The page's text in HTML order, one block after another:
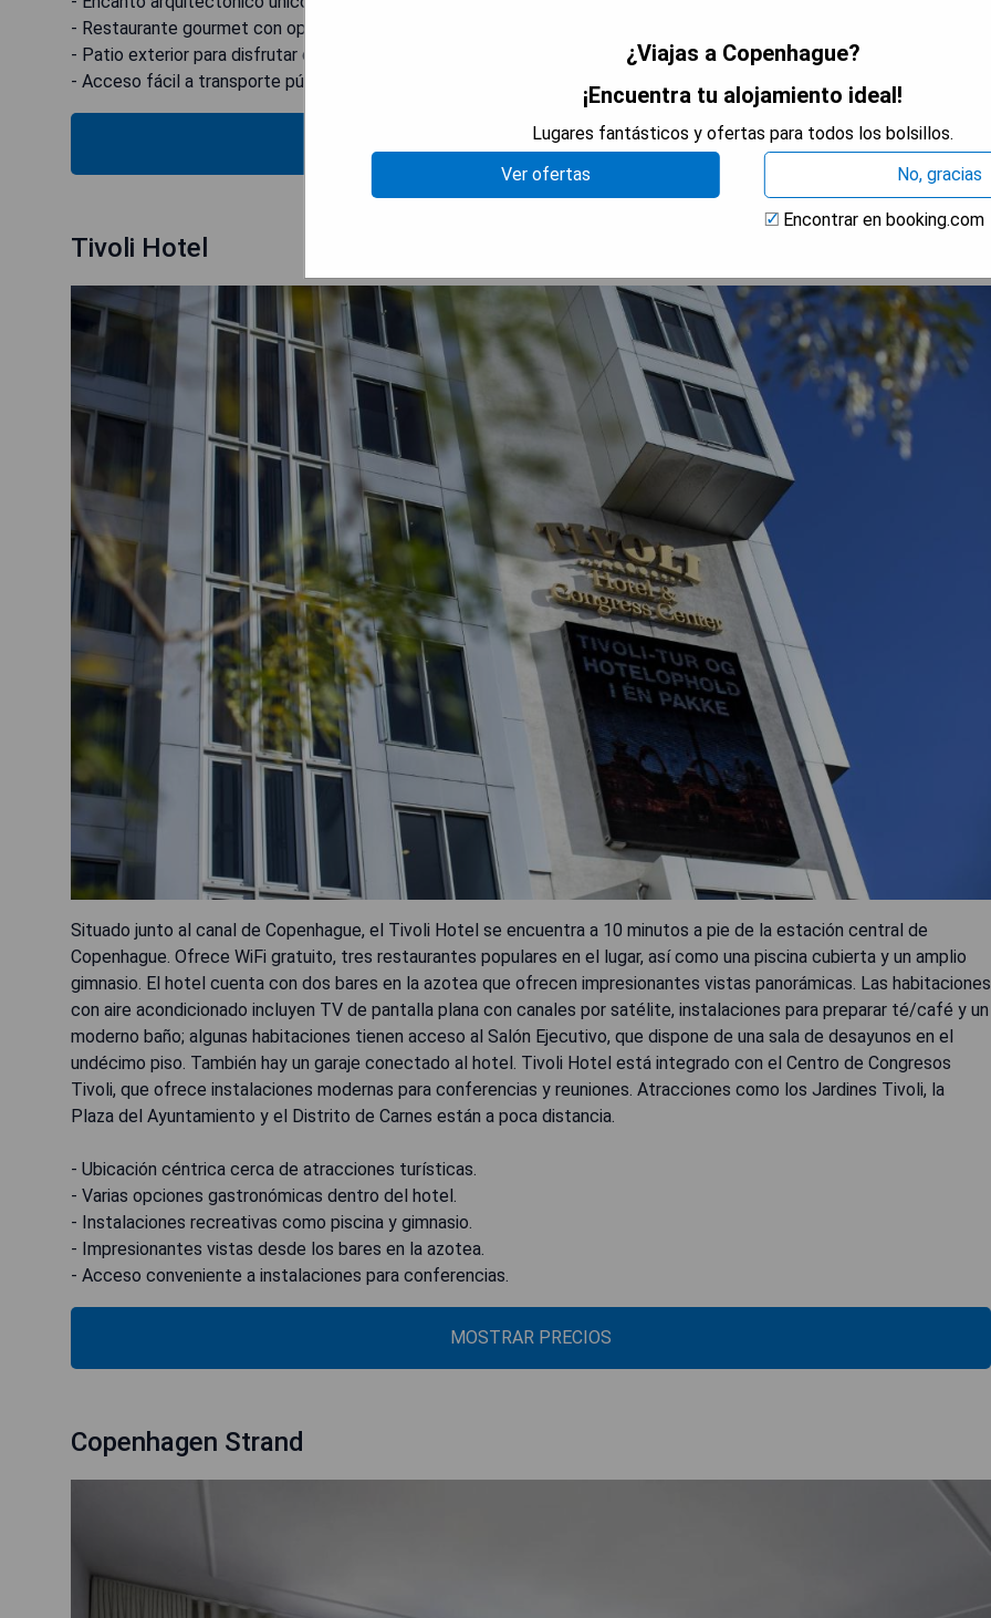
- Restaurante gourmet con opciones culinarias innovadoras.
- Patio exterior para disfrutar durante el verano.
- Acceso fácil a transporte público cercano.
MOSTRAR PRECIOS
Tivoli Hotel
Situado junto al canal de Copenhague, el Tivoli Hotel se encuentra a 10 minutos a pie de la estación central de
Copenhague. Ofrece WiFi gratuito, tres restaurantes populares en el lugar, así como una piscina cubierta y un amplio
gimnasio. El hotel cuenta con dos bares en la azotea que ofrecen impresionantes vistas panorámicas. Las habitaciones
con aire acondicionado incluyen TV de pantalla plana con canales por satélite, instalaciones para preparar té/café y un
moderno baño; algunas habitaciones tienen acceso al Salón Ejecutivo, que dispone de una sala de desayunos en el
undécimo piso. También hay un garaje conectado al hotel. Tivoli Hotel está integrado con el Centro de Congresos
Tivoli, que ofrece instalaciones modernas para conferencias y reuniones. Atracciones como los Jardines Tivoli, la
Plaza del Ayuntamiento y el Distrito de Carnes están a poca distancia.
- Ubicación céntrica cerca de atracciones turísticas.
- Varias opciones gastronómicas dentro del hotel.
- Instalaciones recreativas como piscina y gimnasio.
- Impresionantes vistas desde los bares en la azotea.
- Acceso conveniente a instalaciones para conferencias.
MOSTRAR PRECIOS
Copenhagen Strand
¿Viajas a Copenhague?
¡Encuentra tu alojamiento ideal!
Lugares fantásticos y ofertas para todos los bolsillos.
Ver ofertas
No, gracias
Encontrar en booking.com